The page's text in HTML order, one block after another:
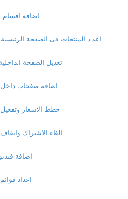
8 اضافة اقسام
9 اعداد المنتجات فى الصفحة الرئيسية
10 تعديل الصفحة الداخلية
11 اضافة صفحات داخل
12 خطط الاسعار وتفعيل
13 الغاء الاشتراك وايقاف
14 اضافة فيديو
15 اعداد قوائم